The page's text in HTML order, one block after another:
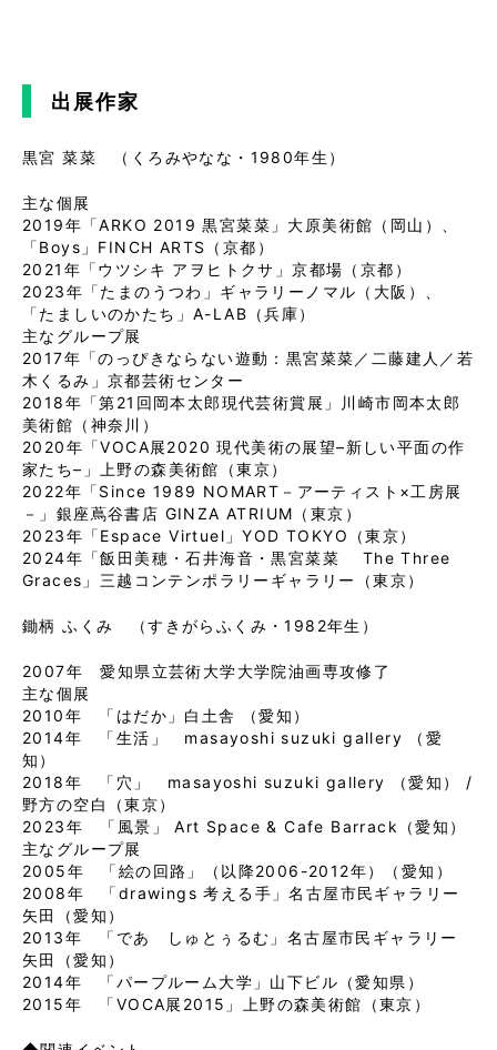
出展作家
黒宮 菜菜 （くろみやなな・1980年生）
主な個展
2019年「ARKO 2019 黒宮菜菜」大原美術館（岡山）、
「Boys」FINCH ARTS（京都）
2021年「ウツシキ アヲヒトクサ」京都場（京都）
2023年「たまのうつわ」ギャラリーノマル（大阪）、
「たましいのかたち」A-LAB（兵庫）
主なグループ展
2017年「のっぴきならない遊動：黒宮菜菜／二藤建人／若
木くるみ」京都芸術センター
2018年「第21回岡本太郎現代芸術賞展」川崎市岡本太郎
美術館（神奈川）
2020年「VOCA展2020 現代美術の展望–新しい平面の作
家たち–」上野の森美術館（東京）
2022年「Since 1989 NOMART－アーティスト×工房展
－」銀座蔦谷書店 GINZA ATRIUM（東京）
2023年「Espace Virtuel」YOD TOKYO（東京）
2024年「飯田美穂・石井海音・黒宮菜菜 The Three
Graces」三越コンテンポラリーギャラリー（東京）
鋤柄 ふくみ （すきがらふくみ・1982年生）
2007年 愛知県立芸術大学大学院油画専攻修了
主な個展
2010年 「はだか」白土舎 （愛知）
2014年 「生活」 masayoshi suzuki gallery （愛
知）
2018年 「穴」 masayoshi suzuki gallery （愛知） /
野方の空白（東京）
2023年 「風景」 Art Space & Cafe Barrack（愛知）
主なグループ展
2005年 「絵の回路」（以降2006-2012年）（愛知）
2008年 「drawings 考える手」名古屋市民ギャラリー
矢田（愛知）
2013年 「であ しゅとぅるむ」名古屋市民ギャラリー
矢田（愛知）
2014年 「パープルーム大学」山下ビル（愛知県）
2015年 「VOCA展2015」上野の森美術館（東京）